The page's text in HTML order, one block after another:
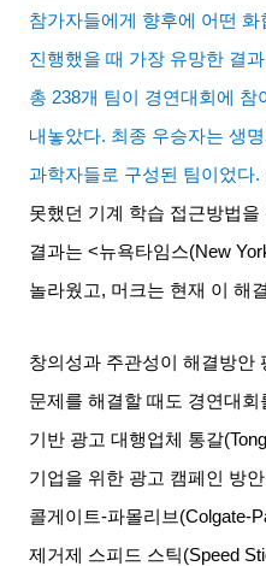
참가자들에게 향후에 어떤
진행했을 때 가장 유망한 결
총 238개 팀이 경연대회에 참
내놓았다. 최종 우승자는 생
과학자들로 구성된 팀이었다.
못했던 기계 학습 접근방법
결과는 <뉴욕타임스(New
놀라웠고, 머크는 현재 이 해
창의성과 주관성이 해결방안
문제를 해결할 때도 경연대
기반 광고 대행업체 통갈
기업을 위한 광고 캠페인 방
콜게이트-파몰리브(Colgate-
제거제 스피드 스틱(Speed